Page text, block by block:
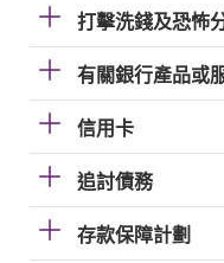
打擊洗錢及恐怖
有關銀行產品或
信用卡
追討債務
存款保障計劃